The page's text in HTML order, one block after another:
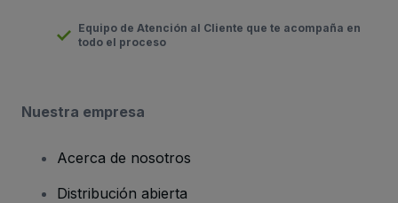
Equipo de Atención al Cliente que te acompaña en
todo el proceso
Nuestra empresa
Acerca de nosotros
Distribución abierta